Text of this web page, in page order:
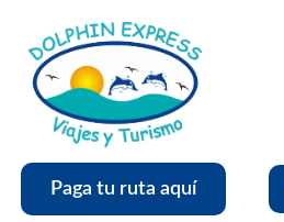
Paga tu ruta aquí